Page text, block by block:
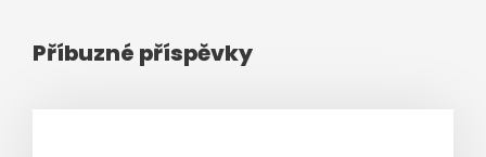
Příbuzné příspěvky